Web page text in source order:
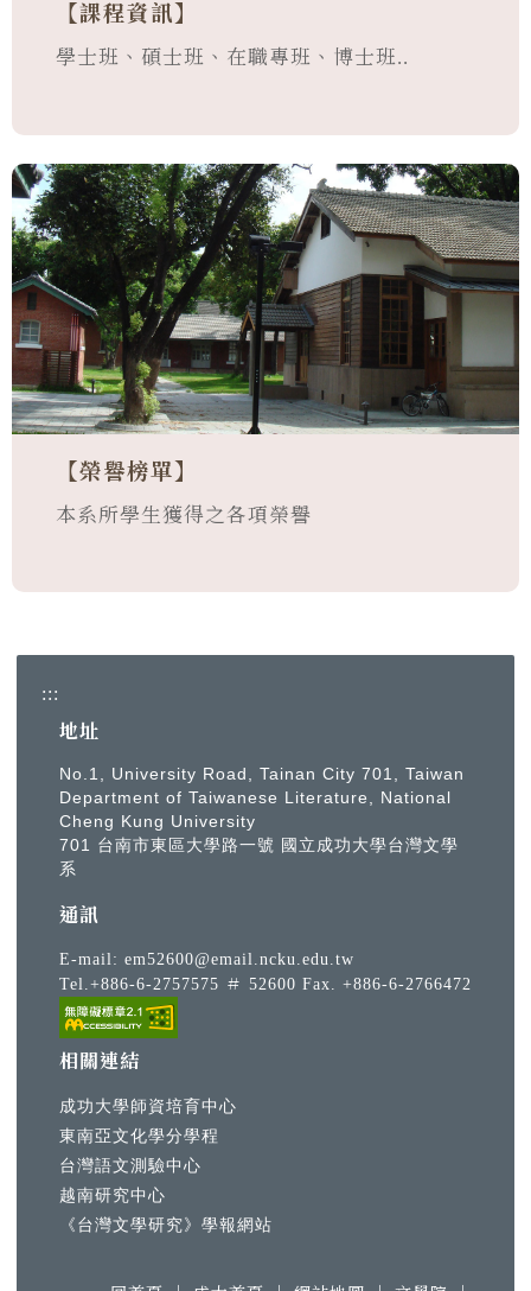
【課程資訊】
學士班、碩士班、在職專班、博士班..
【榮譽榜單】
本系所學生獲得之各項榮譽
:::
地址
No.1, University Road, Tainan City 701, Taiwan
Department of Taiwanese Literature, National
Cheng Kung University
701 台南市東區大學路一號 國立成功大學台灣文學
系
通訊
E-mail: em52600@email.ncku.edu.tw
Tel.+886-6-2757575 ＃ 52600 Fax. +886-6-2766472
相關連結
成功大學師資培育中心
東南亞文化學分學程
台灣語文測驗中心
越南研究中心
《台灣文學研究》學報網站